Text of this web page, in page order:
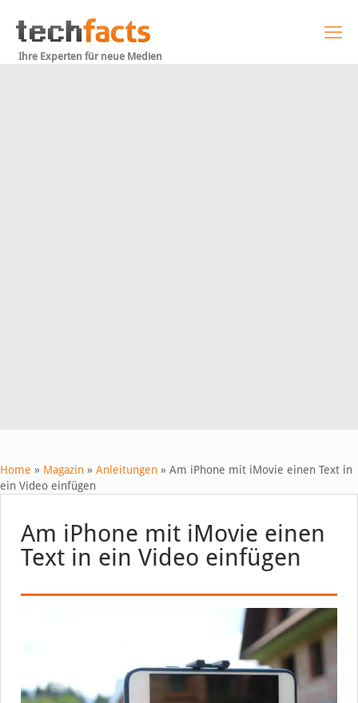
Ihre Experten für neue Medien
Home » Magazin » Anleitungen » Am iPhone mit iMovie einen Text in
ein Video einfügen
Am iPhone mit iMovie einen
Text in ein Video einfügen